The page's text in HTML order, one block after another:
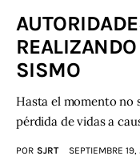
SISMO
Hasta el momento no
pérdida de vidas a
POR SJRT SEPTIEMBRE